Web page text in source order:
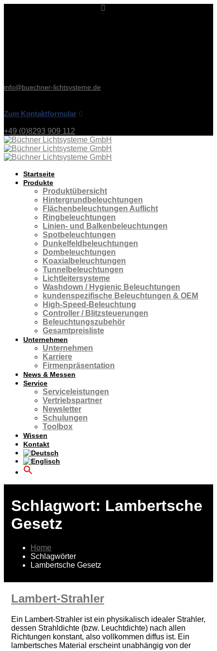
info@buechner-lichtsysteme.de
Zum Kontaktformular
+49 (0)8293 909 112
Startseite
Produkte
Produktübersicht
Hintergrundbeleuchtungen
Flächenbeleuchtungen Auflicht
Ringbeleuchtungen
Linien- und Balkenbeleuchtungen
Spotbeleuchtungen
Dunkelfeldbeleuchtungen
Dombeleuchtungen
Koaxialbeleuchtungen
Tunnelbeleuchtungen
Lichtleitersysteme
Washdown / Hygienic Beleuchtungen
kundenspezifische Beleuchtungen & OEM
High-Speed-Beleuchtung
Controller / Blitzsteuerungen
Beleuchtungszubehör
Gesamtpreisliste
Unternehmen
Unternehmen
Karriere
Firmenpräsentation
News & Messen
Service
Serviceleistungen
Vertriebspartner
Newsletter
Schulungen
Toolbox
Wissen
Kontakt
Schlagwort: Lambertsche
Gesetz
Home
Schlagwörter
Lambertsche Gesetz
Lambert-Strahler
Ein Lambert-Strahler ist ein physikalisch idealer Strahler,
dessen Strahldichte (bzw. Leuchtdichte) nach allen
Richtungen konstant, also vollkommen diffus ist. Ein
lambertsches Material erscheint unabhängig von der